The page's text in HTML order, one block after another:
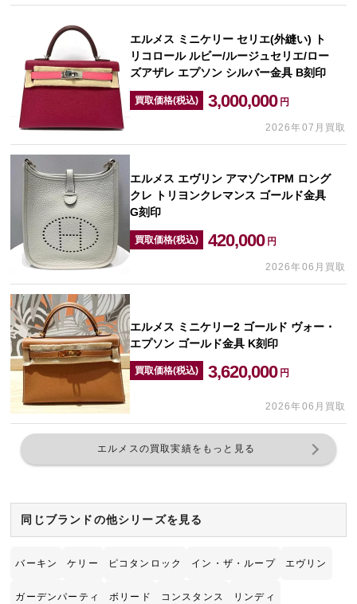
エルメス ミニケリー セリエ(外縫い) ト
リコロール ルビー/ルージュセリエ/ロー
ズアザレ エプソン シルバー金具 B刻印
買取価格(税込) 3,000,000 円
2026年07月買取
エルメス エヴリン アマゾンTPM ロング
クレ トリヨンクレマンス ゴールド金具
G刻印
買取価格(税込) 420,000 円
2026年06月買取
エルメス ミニケリー2 ゴールド ヴォー・
エプソン ゴールド金具 K刻印
買取価格(税込) 3,620,000 円
2026年06月買取
エルメスの買取実績をもっと見る
同じブランドの他シリーズを見る
バーキン ケリー ピコタンロック イン・ザ・ループ エヴリン
ガーデンパーティ ボリード コンスタンス リンディ